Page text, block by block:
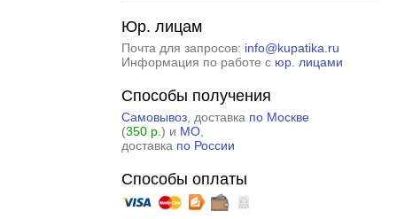
Юр. лицам
Почта для запросов: info@kupatika.ru
Информация по работе с юр. лицами
Способы получения
Самовывоз, доставка по Москве
(350 р. ) и МО,
доставка по России
Способы оплаты